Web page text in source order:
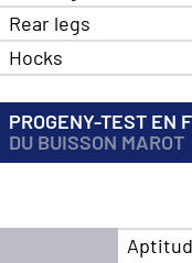
Rear legs
Hocks
PROGENY-TEST EN
DU BUISSON MAROT